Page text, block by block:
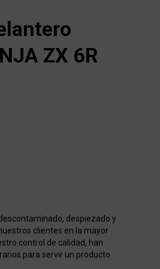
ZX 6R
despiezado y
clientes en la mayor
control de calidad, han
para servir un producto